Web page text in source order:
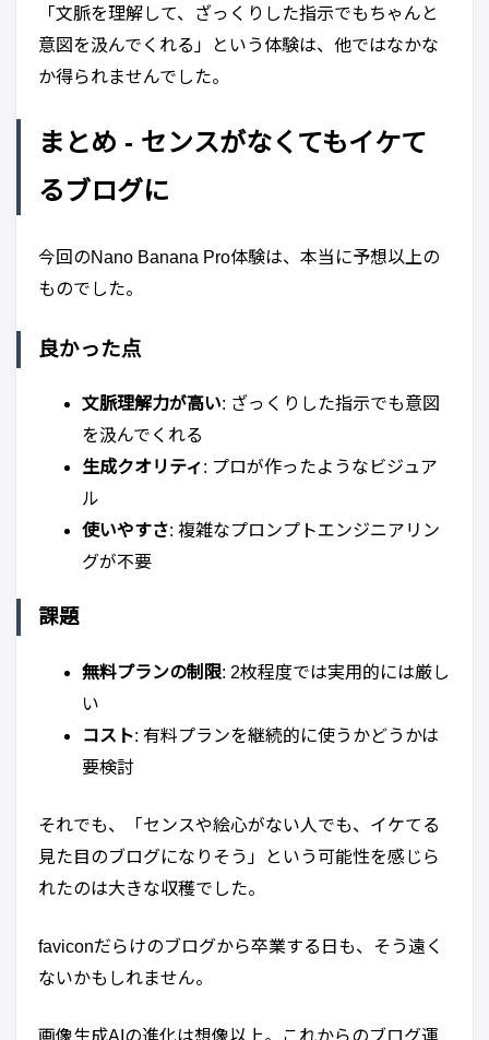
「文脈を理解して、ざっくりした指示でもちゃんと
意図を汲んでくれる」という体験は、他ではなかな
か得られませんでした。
まとめ - センスがなくてもイケて
るブログに
今回のNano Banana Pro体験は、本当に予想以上の
ものでした。
良かった点
文脈理解力が高い: ざっくりした指示でも意図
を汲んでくれる
生成クオリティ: プロが作ったようなビジュア
ル
使いやすさ: 複雑なプロンプトエンジニアリン
グが不要
課題
無料プランの制限: 2枚程度では実用的には厳し
い
コスト: 有料プランを継続的に使うかどうかは
要検討
それでも、「センスや絵心がない人でも、イケてる
見た目のブログになりそう」という可能性を感じら
れたのは大きな収穫でした。
faviconだらけのブログから卒業する日も、そう遠く
ないかもしれません。
画像生成AIの進化は想像以上。これからのブログ運